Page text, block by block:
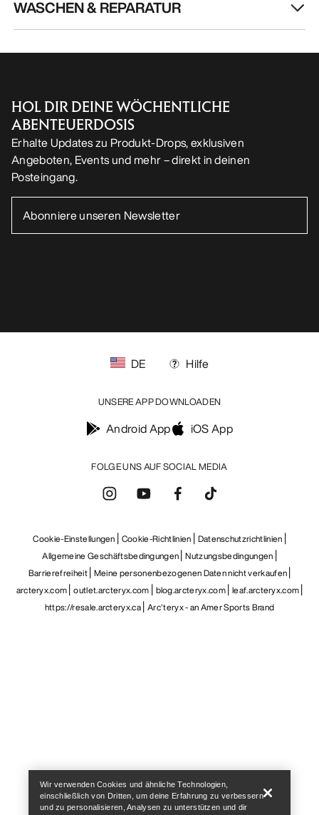
Help
WASCHEN & REPARATUR
HOL DIR DEINE WÖCHENTLICHE
ABENTEUERDOSIS
Erhalte Updates zu Produkt-Drops, exklusiven
Angeboten, Events und mehr – direkt in deinen
Posteingang.
FOLGE UNS AUF SOCIAL MEDIA
DE Hilfe
UNSERE APP DOWNLOADEN
Android App iOS App
Cookie-Einstellungen Cookie-Richtlinien Datenschutzrichtlinien
Allgemeine Geschäftsbedingungen Nutzungsbedingungen
Barrierefreiheit Meine personenbezogenen Daten nicht verkaufen
arcteryx.com outlet.arcteryx.com blog.arcteryx.com leaf.arcteryx.com
https://resale.arcteryx.ca Arc'teryx - an Amer Sports Brand
Wir verwenden Cookies und ähnliche Technologien,
einschließlich von Dritten, um deine Erfahrung zu verbessern
und zu personalisieren, Analysen zu unterstützen und dir